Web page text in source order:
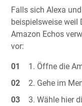
Falls sich Alexa
beispielsweise weil
Amazon Echos
vor:
Öffne die
Gehe im
Wähle hier